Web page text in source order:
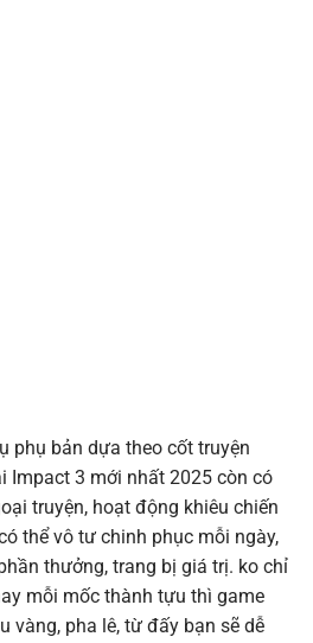
phụ bản dựa theo cốt truyện
Impact 3 mới nhất 2025 còn có
truyện, hoạt động khiêu chiến
thể vô tư chinh phục mỗi ngày,
thưởng, trang bị giá trị. ko chỉ
mỗi mốc thành tựu thì game
vàng, pha lê, từ đấy bạn sẽ dễ